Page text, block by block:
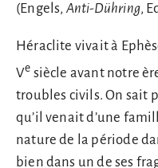
(Engels, Anti-Dühring,
Héraclite vivait à
Ve siècle avant notre
troubles civils. On sait
qu’il venait d’une
nature de la période
bien dans un de ses